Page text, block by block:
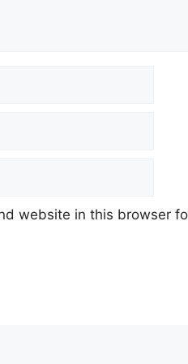
website in this browser